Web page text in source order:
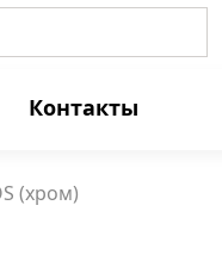
Контакты
(хром)